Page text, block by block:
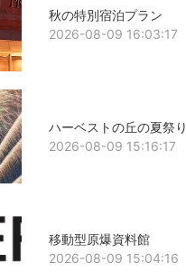
秋の特別宿泊プラン
2026-08-09 16:03:17
ハーベストの丘の夏祭り
2026-08-09 15:16:17
移動型原爆資料館
2026-08-09 15:04:16